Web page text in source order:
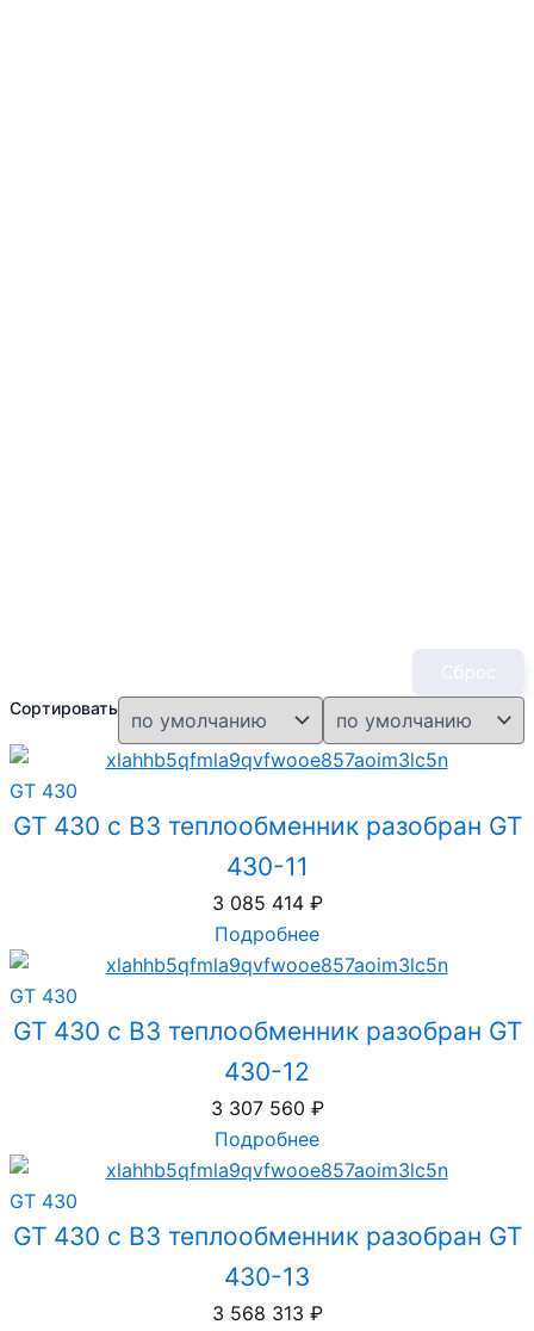
Сортировать
GT 430
GT 430 с B3 теплообменник разобран GT
430-11
3 085 414 ₽
Подробнее
GT 430
GT 430 с B3 теплообменник разобран GT
430-12
3 307 560 ₽
Подробнее
GT 430
GT 430 с B3 теплообменник разобран GT
430-13
3 568 313 ₽